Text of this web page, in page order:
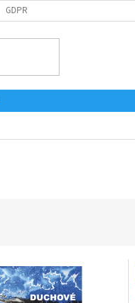
GDPR